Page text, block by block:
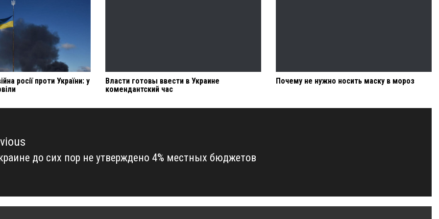
росії проти України: у
Власти готовы ввести в Украине
комендантский час
Почему не нужно носить маску в мороз
до сих пор не утверждено 4% местных бюджетов